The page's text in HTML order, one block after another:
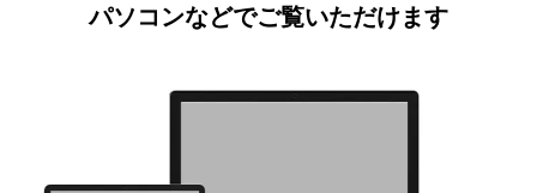
パソコンなどでご覧いただけます